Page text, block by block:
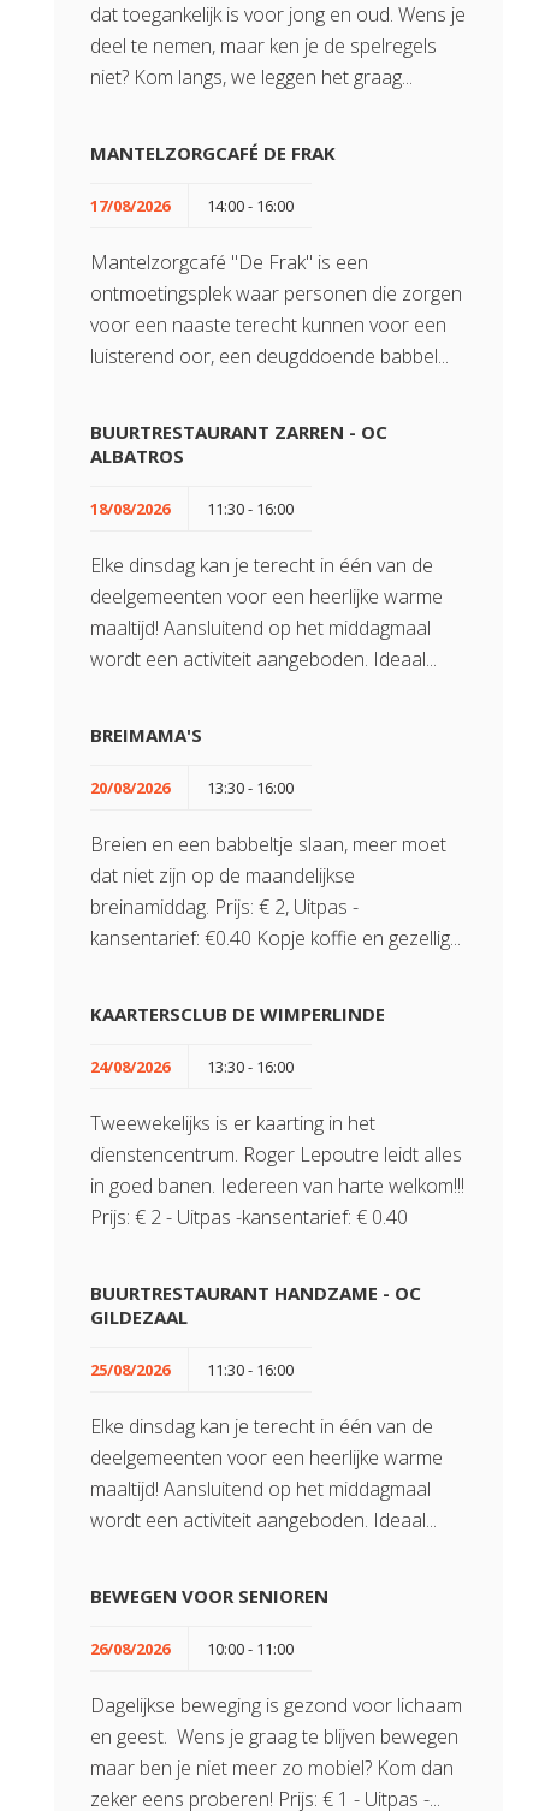
dat toegankelijk is voor jong en oud. Wens je
deel te nemen, maar ken je de spelregels
niet? Kom langs, we leggen het graag...
MANTELZORGCAFÉ DE FRAK
17/08/2026 14:00 - 16:00
Mantelzorgcafé "De Frak" is een
ontmoetingsplek waar personen die zorgen
voor een naaste terecht kunnen voor een
luisterend oor, een deugddoende babbel...
BUURTRESTAURANT ZARREN - OC
ALBATROS
18/08/2026 11:30 - 16:00
Elke dinsdag kan je terecht in één van de
deelgemeenten voor een heerlijke warme
maaltijd! Aansluitend op het middagmaal
wordt een activiteit aangeboden. Ideaal...
BREIMAMA'S
20/08/2026 13:30 - 16:00
Breien en een babbeltje slaan, meer moet
dat niet zijn op de maandelijkse
breinamiddag. Prijs: € 2, Uitpas -
kansentarief: €0.40 Kopje koffie en gezellig...
KAARTERSCLUB DE WIMPERLINDE
24/08/2026 13:30 - 16:00
Tweewekelijks is er kaarting in het
dienstencentrum. Roger Lepoutre leidt alles
in goed banen. Iedereen van harte welkom!!!
Prijs: € 2 - Uitpas -kansentarief: € 0.40
BUURTRESTAURANT HANDZAME - OC
GILDEZAAL
25/08/2026 11:30 - 16:00
Elke dinsdag kan je terecht in één van de
deelgemeenten voor een heerlijke warme
maaltijd! Aansluitend op het middagmaal
wordt een activiteit aangeboden. Ideaal...
BEWEGEN VOOR SENIOREN
26/08/2026 10:00 - 11:00
Dagelijkse beweging is gezond voor lichaam
en geest. Wens je graag te blijven bewegen
maar ben je niet meer zo mobiel? Kom dan
zeker eens proberen! Prijs: € 1 - Uitpas -...